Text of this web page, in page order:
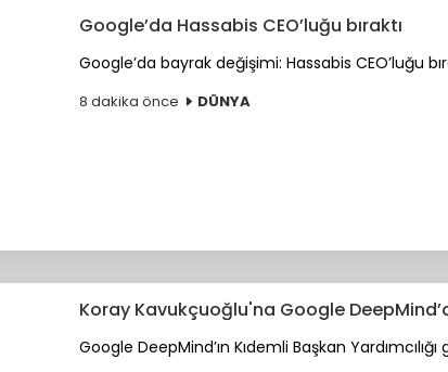
Google’da Hassabis CEO’luğu bıraktı
Google’da bayrak değişimi: Hassabis CEO’luğu
8 dakika önce DÜNYA
Koray Kavukçuoğlu'na Google
Google DeepMind’ın Kıdemli Başkan